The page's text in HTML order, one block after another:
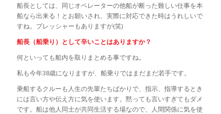
船長としては、同じオペレーターの他船が断った難しい仕事を本
船なら出来る！とお願いされ、実際に対応できた時はうれしいで
すね。プレッシャーもありますが(笑)
船長（船乗り）として辛いことはありますか？
何といっても船内を取りまとめる事ですね。
私も今年38歳になりますが、船乗りではまだまだ若手です。
乗船するクルーも人生の先輩たちばかりで、指示、指導するとき
には言い方や伝え方に気を使います。黙っても言いすぎてもダメ
です。船は他人同士が共同生活する場なので、人間関係に気を使